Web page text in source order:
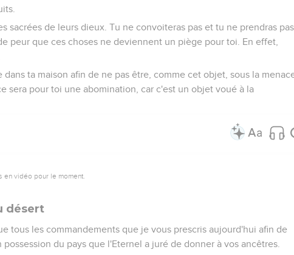
sacrées de leurs dieux. Tu ne convoiteras pas et tu ne prendras pas
peur que ces choses ne deviennent un piège pour toi. En effet,
ta maison afin de ne pas être, comme cet objet, sous la
sera pour toi une abomination, car c'est un objet voué à la
vidéo pour le moment.
désert
tous les commandements que je vous prescris aujourd'hui afin de
du pays que l'Eternel a juré de donner à vos ancêtres.